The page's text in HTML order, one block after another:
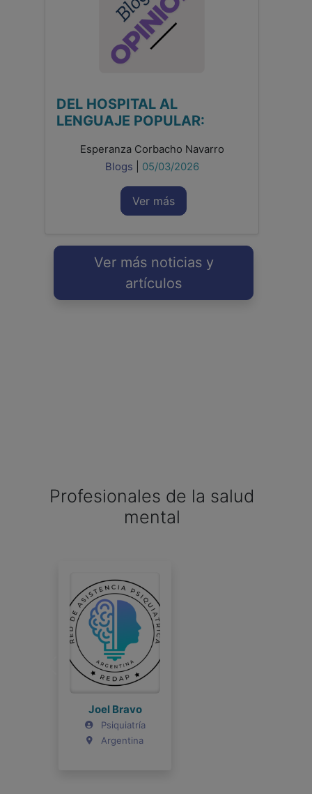
DEL HOSPITAL AL
LENGUAJE POPULAR:
Esperanza Corbacho Navarro
Blogs
05/03/2026
Ver más
Ver más noticias y
artículos
Profesionales de la salud
mental
Joel Bravo
Psiquiatría
Argentina